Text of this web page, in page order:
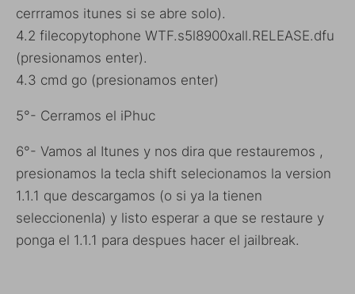
cerrramos itunes si se abre solo).
4.2 filecopytophone WTF.s5l8900xall.RELEASE.dfu
(presionamos enter).
4.3 cmd go (presionamos enter)
5°- Cerramos el iPhuc
6°- Vamos al Itunes y nos dira que restauremos ,
presionamos la tecla shift selecionamos la version
1.1.1 que descargamos (o si ya la tienen
seleccionenla) y listo esperar a que se restaure y
ponga el 1.1.1 para despues hacer el jailbreak.